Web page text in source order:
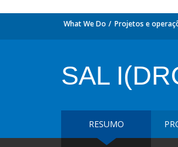
What We Do Projetos e
SAL
RESUMO